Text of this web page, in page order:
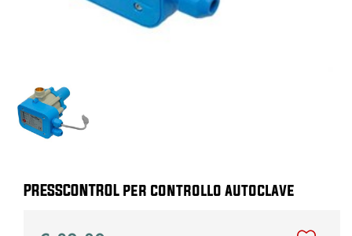
PRESSCONTROL per controllo autoclave